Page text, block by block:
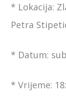
* Lokacija:
Petra
* Datum:
* Vrijeme: